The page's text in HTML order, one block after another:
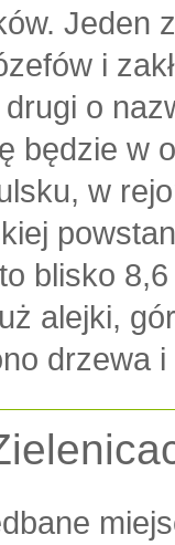
Jeden
i
o
będzie w
w
blisko
alejki,
drzewa